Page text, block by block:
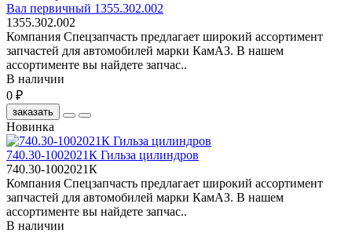
Вал первичный 1355.302.002
1355.302.002
Компания Спецзапчасть предлагает широкий ассортимент
запчастей для автомобилей марки КамАЗ. В нашем
ассортименте вы найдете запчас..
В наличии
0 ₽
заказать
Новинка
740.30-1002021К Гильза цилиндров
740.30-1002021К
Компания Спецзапчасть предлагает широкий ассортимент
запчастей для автомобилей марки КамАЗ. В нашем
ассортименте вы найдете запчас..
В наличии